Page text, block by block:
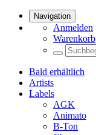
Navigation
Anmelden
Warenkorb
Bald erhältlich
Artists
Labels
AGK
Animato
B-Ton